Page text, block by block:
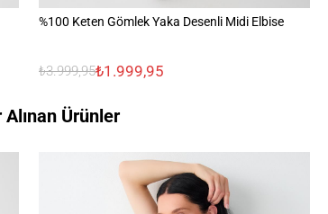
%100 Keten Gömlek Yaka Desenli Midi Elbise
₺3.999,95₺1.999,95
Ürünler